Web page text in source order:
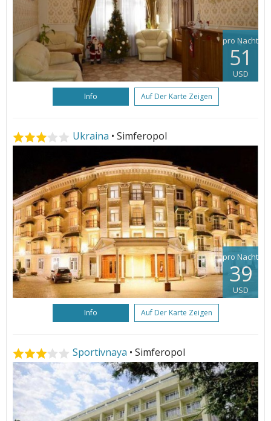
pro Nacht
51
USD
Info Auf Der Karte Zeigen
Ukraina • Simferopol
pro Nacht
39
USD
Info Auf Der Karte Zeigen
Sportivnaya • Simferopol